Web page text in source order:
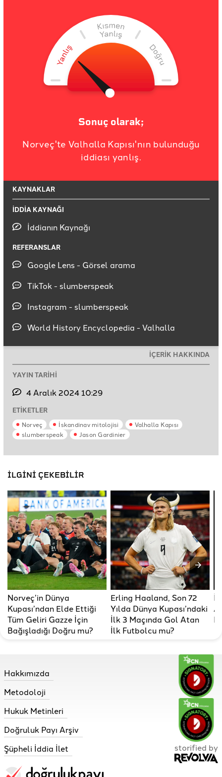
Sonuç olarak;
Norveç'te Valhalla Kapısı'nın bulunduğu
iddiası yanlış.
KAYNAKLAR
İDDİA KAYNAĞI
İddianın Kaynağı
REFERANSLAR
Google Lens - Görsel arama
TikTok - slumberspeak
Instagram - slumberspeak
World History Encyclopedia - Valhalla
İÇERİK HAKKINDA
YAYIN TARİHİ
4 Aralık 2024 10:29
ETİKETLER
Norveç İskandinav mitolojisi
Valhalla Kapısı
slumberspeak
Jason Gardinier
İLGİNİ ÇEKEBİLİR
Norveç’in Dünya
Kupası’ndan Elde Ettiği
Tüm Geliri Gazze İçin
Bağışladığı Doğru mu?
Erling Haaland, Son 72
Yılda Dünya Kupası’ndaki
İlk 3 Maçında Gol Atan
İlk Futbolcu mu?
Hakkımızda
Metodoloji
Hukuk Metinleri
Doğruluk Payı Arşiv
Şüpheli İddia İlet
storified by